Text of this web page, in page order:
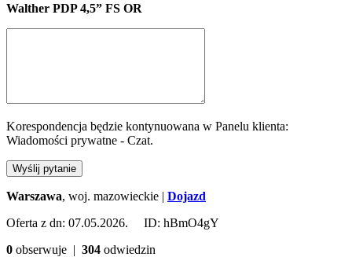
Walther PDP 4,5” FS OR
Korespondencja będzie kontynuowana w Panelu klienta:
Wiadomości prywatne - Czat.
Wyślij pytanie
Warszawa, woj. mazowieckie | Dojazd
Oferta z dn: 07.05.2026. ID: hBmO4gY
0 obserwuje | 304 odwiedzin